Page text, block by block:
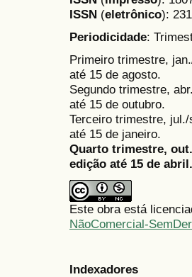
ISSN (eletrônico):
Periodicidade:
Primeiro trimestre,
até 15 de agosto.
Segundo trimestre,
até 15 de outubro.
Terceiro trimestre,
até 15 de janeiro.
Quarto trimestre,
edição até 15 de abril.
Este obra está
NãoComercial-
Indexadores